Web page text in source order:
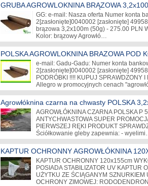
GRUBA AGROWLOKNINA BRĄZOWA
GG: e-mail: Nasza oferta Numer konta
2 [zasłonięte]0040002 [zasłonięte]
brązowa 3,2x100m (50g) - 275.00 PLN
Kolor: brązowy Agrowłó…
POLSKA AGROWLOKNINA BRAZOWA POD
e-mail: Gadu-Gadu: Numer konta
2 [zasłonięte]0040002 [zasłonięte]
PODRÓBKI !!!! KUPUJ SPRAWDZONY
Allegro w promocyjnych cenach
Agrowłóknina czarna na chwasty POLSKA
AGROWŁÓKNINA CZARNA POLSKA P
ANTYCHWASTOWA SUPER
PIERWSZEJ RĘKI PRODUKT
Ściółkowanie gleby zapewnia: -
KAPTUR OCHRONNY AGROWŁÓKNINA
KAPTUR OCHRONNY 120x155cm
POSIADA STABILIZATOR UV KAPTUR
UŻYTKU ZE ŚCIĄGANYM
OCHRONY ZIMOWEJ: